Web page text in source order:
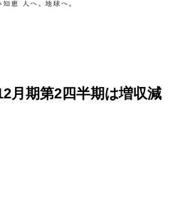
月期第2四半期は増収減